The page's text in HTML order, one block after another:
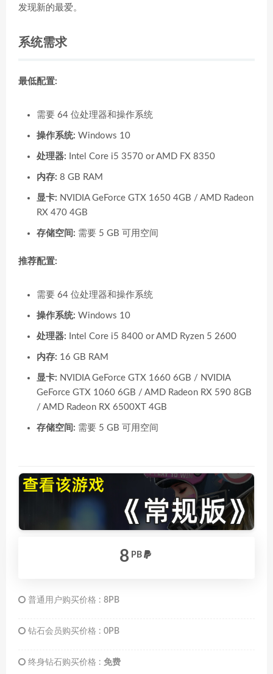
发现新的最爱。
系统需求
最低配置:
需要 64 位处理器和操作系统
操作系统: Windows 10
处理器: Intel Core i5 3570 or AMD FX 8350
内存: 8 GB RAM
显卡: NVIDIA GeForce GTX 1650 4GB / AMD Radeon
RX 470 4GB
存储空间: 需要 5 GB 可用空间
推荐配置:
需要 64 位处理器和操作系统
操作系统: Windows 10
处理器: Intel Core i5 8400 or AMD Ryzen 5 2600
内存: 16 GB RAM
显卡: NVIDIA GeForce GTX 1660 6GB / NVIDIA
GeForce GTX 1060 6GB / AMD Radeon RX 590 8GB
/ AMD Radeon RX 6500XT 4GB
存储空间: 需要 5 GB 可用空间
8 PB
普通用户购买价格 : 8PB
钻石会员购买价格 : 0PB
终身钻石购买价格 : 免费